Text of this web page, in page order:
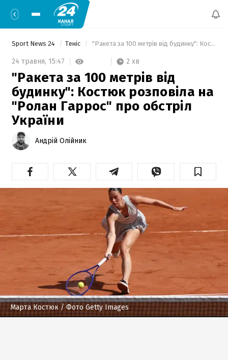
Sport News 24 Теніс "Ракета за 100 метрів від будинку": Костюк розповіла на "Ролан Гаррос" про обстріл України
24 травня, 15:47 2 хв
"Ракета за 100 метрів від
будинку": Костюк розповіла на
"Ролан Гаррос" про обстріл
України
Андрій Олійник
Марта Костюк / Фото Getty Images